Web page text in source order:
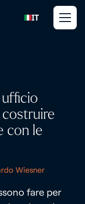
IT
con le
Wiesner
fare per